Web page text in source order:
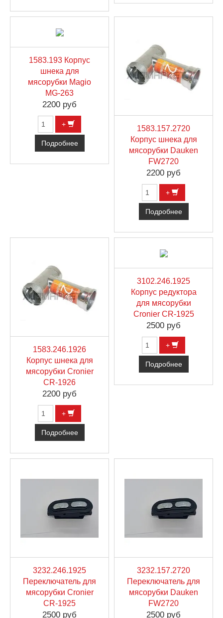
1583.193 Корпус
шнека для
мясорубки Magio
MG-263
2200 руб
+
Подробнее
1583.157.2720
Корпус шнека для
мясорубки Dauken
FW2720
2200 руб
+
Подробнее
1583.246.1926
Корпус шнека для
мясорубки Cronier
CR-1926
2200 руб
+
Подробнее
3102.246.1925
Корпус редуктора
для мясорубки
Cronier CR-1925
2500 руб
+
Подробнее
3232.246.1925
Переключатель для
мясорубки Cronier
CR-1925
2500 руб
3232.157.2720
Переключатель для
мясорубки Dauken
FW2720
2500 руб